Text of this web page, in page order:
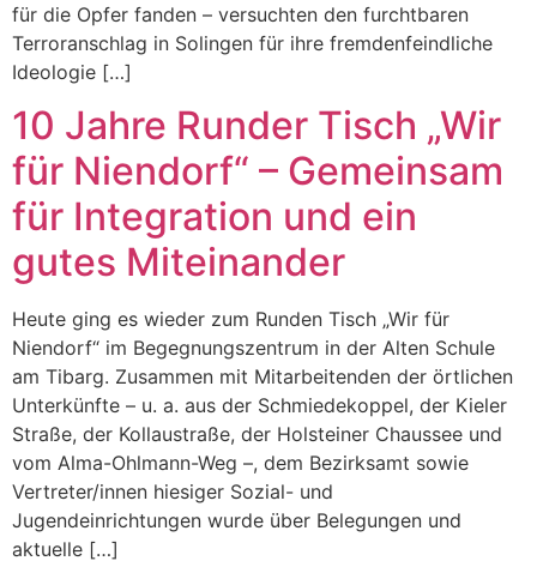
für die Opfer fanden – versuchten den furchtbaren
Terroranschlag in Solingen für ihre fremdenfeindliche
Ideologie […]
10 Jahre Runder Tisch „Wir
für Niendorf“ – Gemeinsam
für Integration und ein
gutes Miteinander
Heute ging es wieder zum Runden Tisch „Wir für
Niendorf“ im Begegnungszentrum in der Alten Schule
am Tibarg. Zusammen mit Mitarbeitenden der örtlichen
Unterkünfte – u. a. aus der Schmiedekoppel, der Kieler
Straße, der Kollaustraße, der Holsteiner Chaussee und
vom Alma-Ohlmann-Weg –, dem Bezirksamt sowie
Vertreter/innen hiesiger Sozial- und
Jugendeinrichtungen wurde über Belegungen und
aktuelle […]